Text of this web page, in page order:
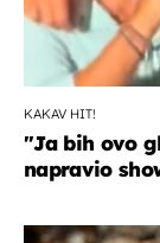
KAKAV HIT!
"Ja bih ovo
napravio